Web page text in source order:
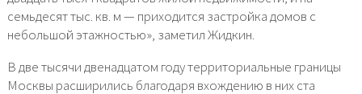
семьдесят тыс. кв. м — приходится застройка домов с
небольшой этажностью», заметил Жидкин.
В две тысячи двенадцатом году территориальные границы
Москвы расширились благодаря вхождению в них ста